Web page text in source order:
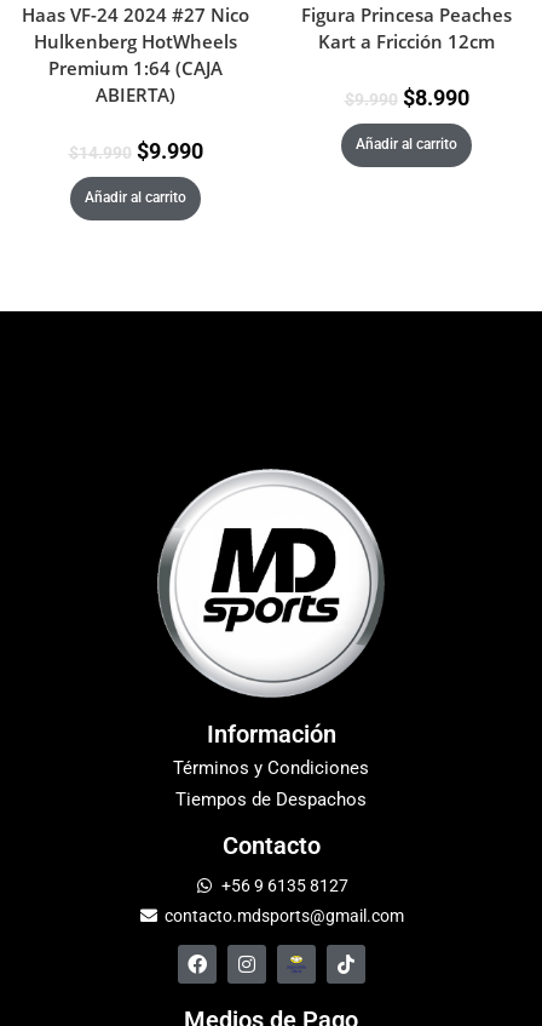
Haas VF-24 2024 #27 Nico
Hulkenberg HotWheels
Premium 1:64 (CAJA
ABIERTA)
$14.990 $9.990
Añadir al carrito
Figura Princesa Peaches
Kart a Fricción 12cm
$9.990 $8.990
Añadir al carrito
Información
Términos y Condiciones
Tiempos de Despachos
Contacto
+56 9 6135 8127
contacto.mdsports@gmail.com
Medios de Pago